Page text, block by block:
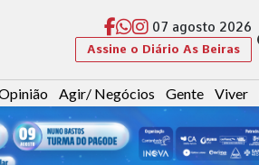
07 agosto 2026
Assine o Diário As Beiras
Agir/ Negócios Gente Viver